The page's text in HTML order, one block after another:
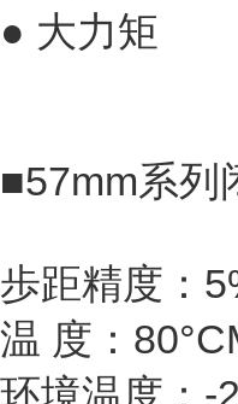
● 大力矩
■57mm系列
歩距精度：
温 度：
环境温度：-